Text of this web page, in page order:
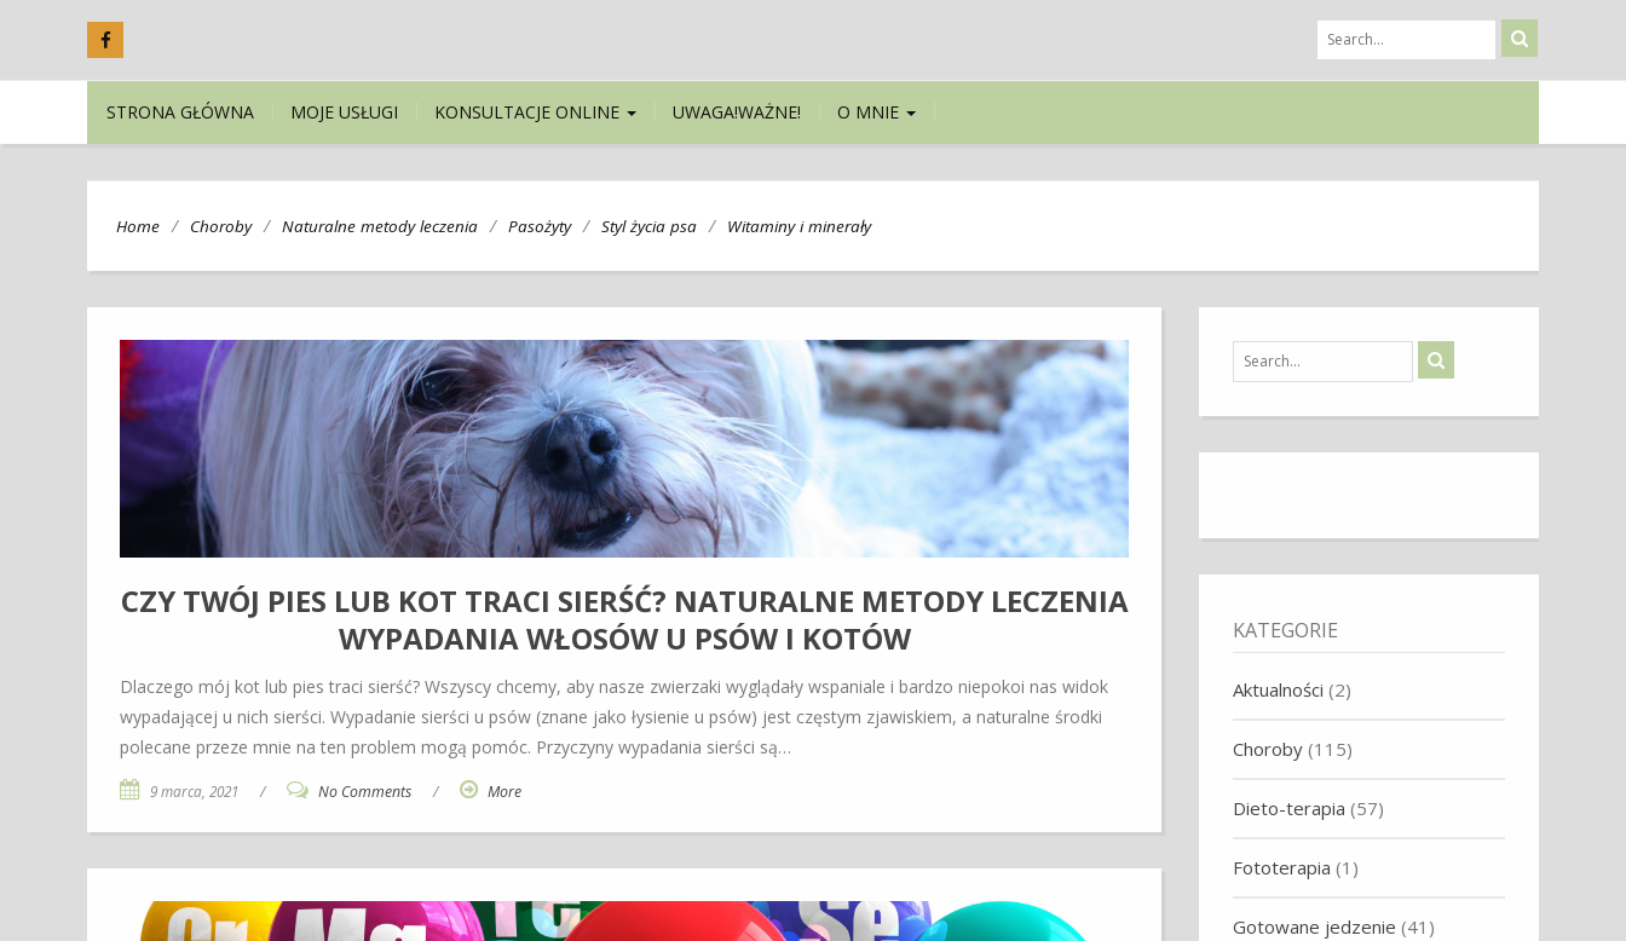
STRONA GŁÓWNA MOJE USŁUGI KONSULTACJE ONLINE UWAGA!WAŻNE! O MNIE
Home / Choroby / Naturalne metody leczenia / Pasożyty / Styl życia psa / Witaminy i minerały
CZY TWÓJ PIES LUB KOT TRACI SIERŚĆ? NATURALNE METODY LECZENIA
WYPADANIA WŁOSÓW U PSÓW I KOTÓW
Dlaczego mój kot lub pies traci sierść? Wszyscy chcemy, aby nasze zwierzaki wyglądały wspaniale i bardzo niepokoi nas widok
wypadającej u nich sierści. Wypadanie sierści u psów (znane jako łysienie u psów) jest częstym zjawiskiem, a naturalne środki
polecane przeze mnie na ten problem mogą pomóc. Przyczyny wypadania sierści są…
9 marca, 2021 / No Comments / More
KATEGORIE
Aktualności (2)
Choroby (115)
Dieto-terapia (57)
Fototerapia (1)
Gotowane jedzenie (41)